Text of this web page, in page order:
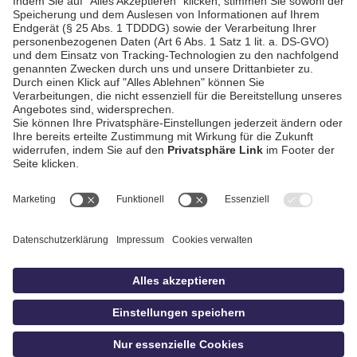
Schwäbisch Hall
AGB / Gewinnspiele
Datenschutz
Impressum
idowa.de
Privatsphäre